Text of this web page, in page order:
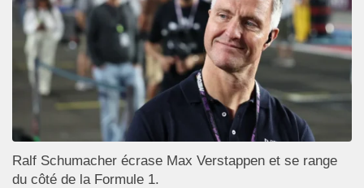
Ralf Schumacher écrase Max Verstappen et se range
du côté de la Formule 1.